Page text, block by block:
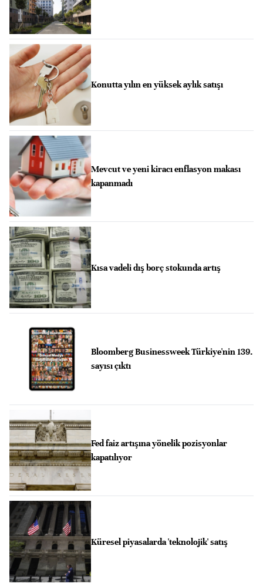
Konutta yılın en yüksek aylık satışı
Mevcut ve yeni kiracı enflasyon makası
kapanmadı
Kısa vadeli dış borç stokunda artış
Bloomberg Businessweek Türkiye'nin 139.
sayısı çıktı
Fed faiz artışına yönelik pozisyonlar
kapatılıyor
Küresel piyasalarda 'teknolojik' satış